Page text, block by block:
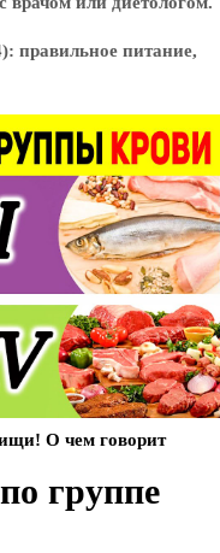
О чем говорит
группе